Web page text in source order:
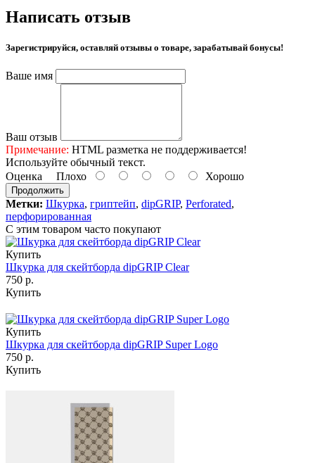
Написать отзыв
Зарегистрируйся, оставляй отзывы о товаре, зарабатывай бонусы!
Ваше имя
Ваш отзыв
Примечание: HTML разметка не поддерживается!
Используйте обычный текст.
Оценка Плохо Хорошо
Продолжить
Метки: Шкурка, гриптейп, dipGRIP, Perforated,
перфорированная
С этим товаром часто покупают
Купить
Шкурка для скейтборда dipGRIP Clear
750 р.
Купить
Купить
Шкурка для скейтборда dipGRIP Super Logo
750 р.
Купить